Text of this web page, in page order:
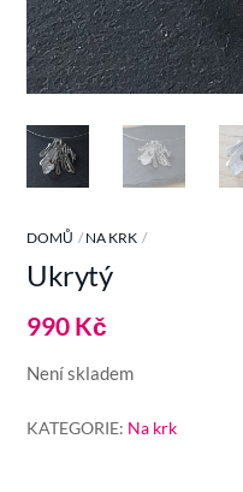
DOMŮ NA KRK
Ukrytý
990 Kč
Není skladem
KATEGORIE: Na krk